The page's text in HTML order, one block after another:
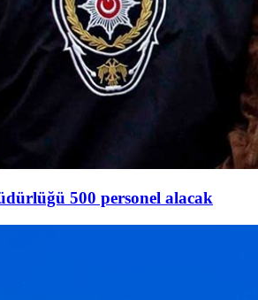
500 personel alacak